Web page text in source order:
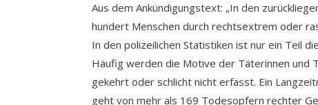
Aus dem Ankündigungstext: „In den
hundert Menschen durch rechtsextrem oder
In den polizeilichen Statistiken ist nur ein Teil
Häufig werden die Motive der Täterinnen und
gekehrt oder schlicht nicht erfasst. Ein
geht von mehr als 169 Todesopfern rechter